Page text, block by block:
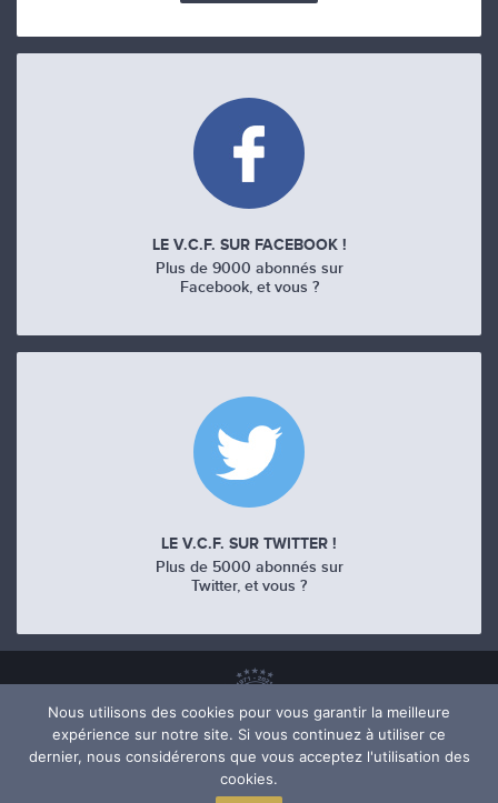
LE V.C.F. SUR FACEBOOK !
Plus de 9000 abonnés sur
Facebook, et vous ?
LE V.C.F. SUR TWITTER !
Plus de 5000 abonnés sur
Twitter, et vous ?
Nous utilisons des cookies pour vous garantir la meilleure
expérience sur notre site. Si vous continuez à utiliser ce
dernier, nous considérerons que vous acceptez l'utilisation des
cookies.